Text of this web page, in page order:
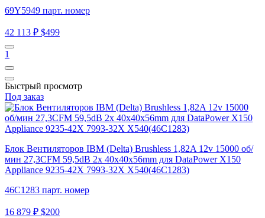
69Y5949 парт. номер
42 113 ₽ $499
1
Быстрый просмотр
Под заказ
Блок Вентиляторов IBM (Delta) Brushless 1,82A 12v 15000 об/
мин 27,3CFM 59,5dB 2x 40x40x56mm для DataPower X150
Appliance 9235-42X 7993-32X X540(46C1283)
46C1283 парт. номер
16 879 ₽ $200